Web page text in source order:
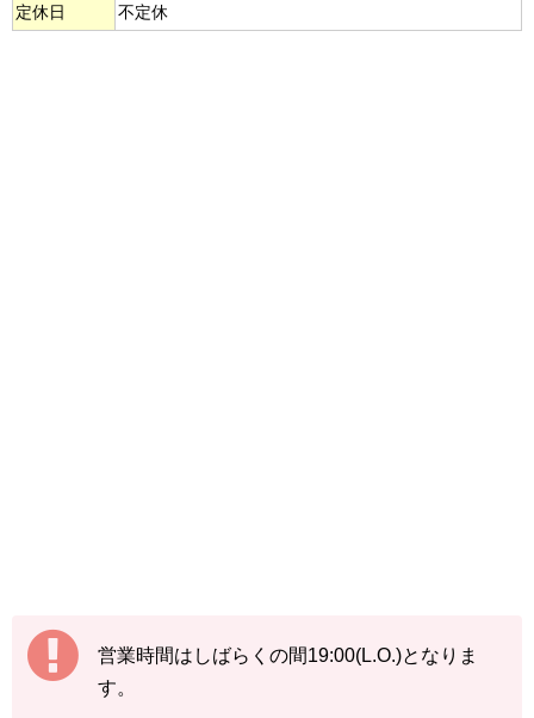
定休日
不定休
営業時間はしばらくの間19:00(L.O.)となりま
す。